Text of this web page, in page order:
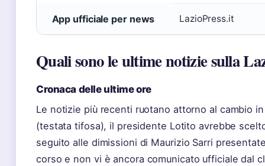
App ufficiale per news LazioPress.it
Quali sono le ultime notizie sulla
Cronaca delle ultime ore
Le notizie più recenti ruotano attorno al cambio
(testata tifosa), il presidente Lotito avrebbe
seguito alle dimissioni di Maurizio Sarri
corso e non vi è ancora comunicato ufficiale dal